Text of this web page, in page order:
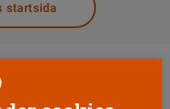
startsida